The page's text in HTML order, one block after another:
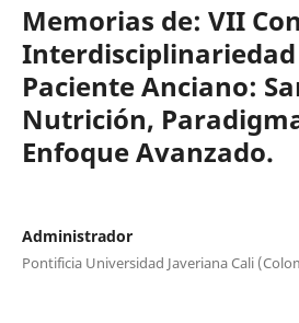
Memorias de: VII
Interdisciplinariedad
Paciente Anciano:
Nutrición,
Enfoque Avanzado.
Administrador
Pontificia Universidad Javeriana Cali